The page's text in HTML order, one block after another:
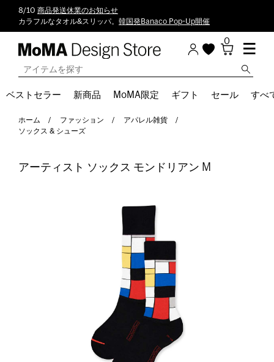
8/10 商品発送休業のお知らせ
カラフルなタオル&スリッパ。 韓国発Banaco Pop-Up開催
0
ベストセラー 新商品 MoMA限定 ギフト セール すべ
ホーム ファッション
アパレル雑貨
ソックス & シューズ
アーティスト ソックス モンドリアン M